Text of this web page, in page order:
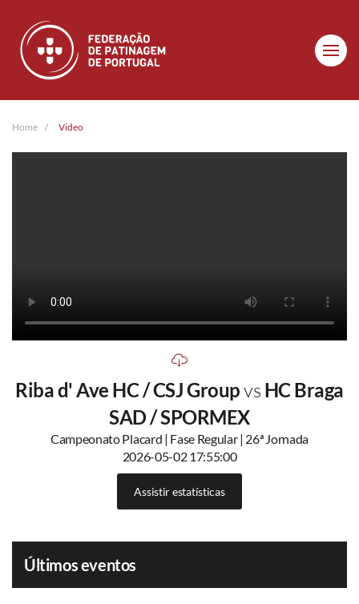
Skip to main content
Home Video
Riba d' Ave HC / CSJ Groupvs HC Braga
SAD / SPORMEX
Campeonato Placard | Fase Regular | 26ª Jornada
2026-05-02 17:55:00
Assistir estatísticas
Últimos eventos